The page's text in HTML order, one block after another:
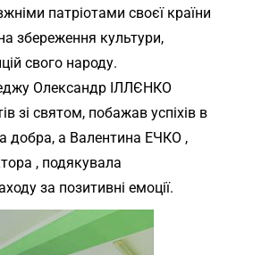
патріотами своєї країни
збереження культури,
свого народу.
Олександр ІЛЛЄНКО
зі святом, побажав успіхів в
добра, а Валентина ЕЧКО ,
, подякувала
за позитивні емоції.